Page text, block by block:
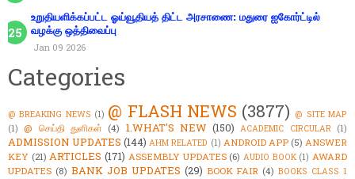
உறுதியளிக்கப்பட்ட ஓய்வூதியத் திட்ட அரசாணை: மதுரை ஐகோர்ட்டில்
வழக்கு ஒத்திவைப்பு
Jan 09 2026
Categories
@ BREAKING NEWS (1) @ FLASH NEWS (3877) @ SITE MAP
(1) @ செய்தி துளிகள் (4) 1.WHAT'S NEW (150) ACADEMIC CIRCULAR (1)
ADMISSION UPDATES (144) AHM RELATED (1) ANDROID APP (5) ANSWER
KEY (21) ARTICLES (171) ASSEMBLY UPDATES (6) AUDIO BOOK (1) AWARD
UPDATES (8) BANK JOB UPDATES (29) BOOK FAIR (4) BOOKS CLASS 1